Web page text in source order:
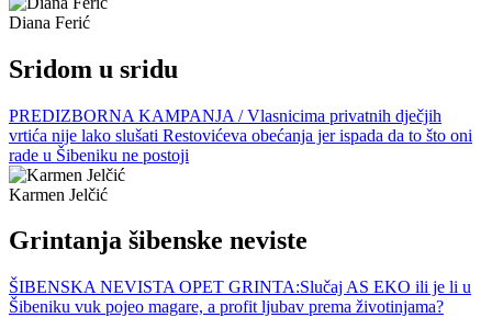
Diana Ferić
Sridom u sridu
PREDIZBORNA KAMPANJA / Vlasnicima privatnih dječjih
vrtića nije lako slušati Restovićeva obećanja jer ispada da to što oni
rade u Šibeniku ne postoji
Karmen Jelčić
Grintanja šibenske neviste
ŠIBENSKA NEVISTA OPET GRINTA:Slučaj AS EKO ili je li u
Šibeniku vuk pojeo magare, a profit ljubav prema životinjama?